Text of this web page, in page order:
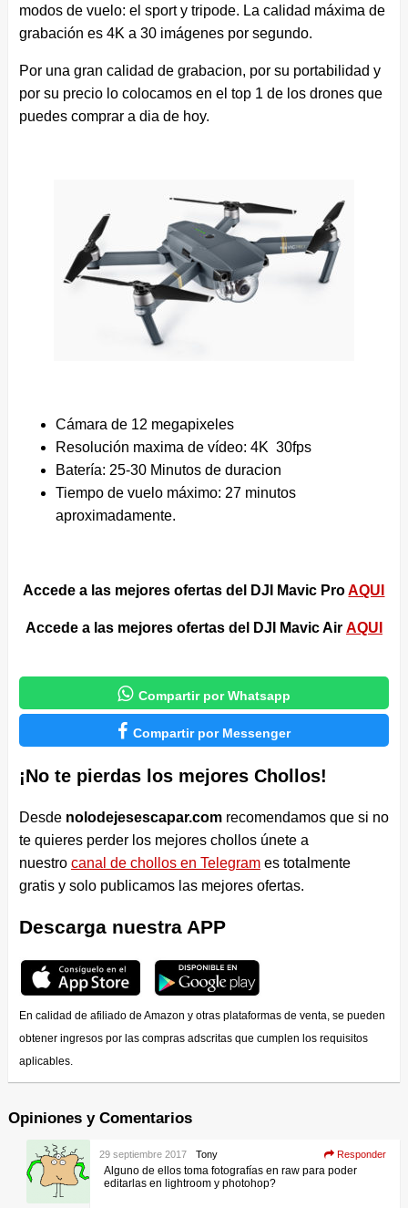
modos de vuelo: el sport y tripode. La calidad máxima de
grabación es 4K a 30 imágenes por segundo.
Por una gran calidad de grabacion, por su portabilidad y
por su precio lo colocamos en el top 1 de los drones que
puedes comprar a dia de hoy.
Cámara de 12 megapixeles
Resolución maxima de vídeo: 4K 30fps
Batería: 25-30 Minutos de duracion
Tiempo de vuelo máximo: 27 minutos
aproximadamente.
Accede a las mejores ofertas del DJI Mavic ProAQUI
Accede a las mejores ofertas del DJI Mavic Air AQUI
 Compartir por Whatsapp
 Compartir por Messenger
¡No te pierdas los mejores Chollos!
Desde nolodejesescapar.comrecomendamos que si no
te quieres perder los mejores chollos únete a
nuestro canal de chollos en Telegrames totalmente
gratis y solo publicamos las mejores ofertas.
Descarga nuestra APP
En calidad de afiliado de Amazon y otras plataformas de venta, se pueden
obtener ingresos por las compras adscritas que cumplen los requisitos
aplicables.
Opiniones y Comentarios
Tony
29 septiembre 2017 Responder
Alguno de ellos toma fotografías en raw para poder
editarlas en lightroom y photohop?